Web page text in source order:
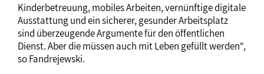
Kinderbetreuung, mobiles Arbeiten, vernünftige digitale
Ausstattung und ein sicherer, gesunder Arbeitsplatz
sind überzeugende Argumente für den öffentlichen
Dienst. Aber die müssen auch mit Leben gefüllt werden“,
so Fandrejewski.